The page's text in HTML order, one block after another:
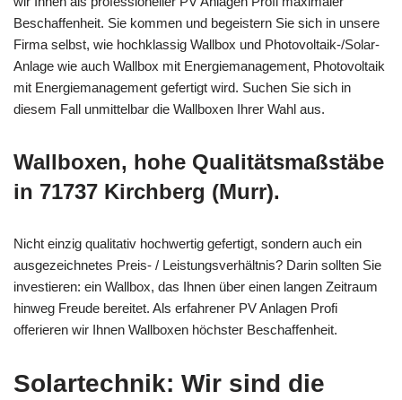
Beschaffenheit. Sie kommen und begeistern Sie sich in unsere
Firma selbst, wie hochklassig Wallbox und Photovoltaik-/Solar-
Anlage wie auch Wallbox mit Energiemanagement, Photovoltaik
mit Energiemanagement gefertigt wird. Suchen Sie sich in
diesem Fall unmittelbar die Wallboxen Ihrer Wahl aus.
Wallboxen, hohe Qualitätsmaßstäbe
in 71737 Kirchberg (Murr).
Nicht einzig qualitativ hochwertig gefertigt, sondern auch ein
ausgezeichnetes Preis- / Leistungsverhältnis? Darin sollten Sie
investieren: ein Wallbox, das Ihnen über einen langen Zeitraum
hinweg Freude bereitet. Als erfahrener PV Anlagen Profi
offerieren wir Ihnen Wallboxen höchster Beschaffenheit.
Solartechnik: Wir sind die